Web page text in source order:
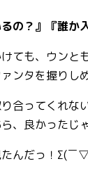
の？』『誰か
ても、ウンと
ンタを握りし
合ってくれない
、良かったじ
んだっ！Σ(￣